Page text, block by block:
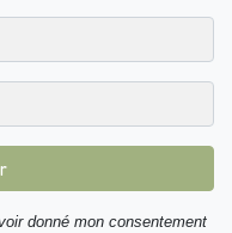
donné mon consentement